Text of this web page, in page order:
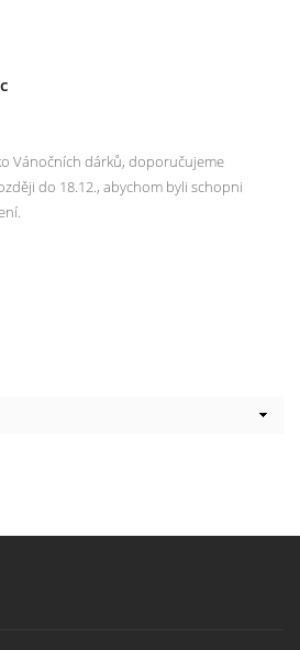
Vánočních dárků, doporučujeme
do 18.12., abychom byli schopni